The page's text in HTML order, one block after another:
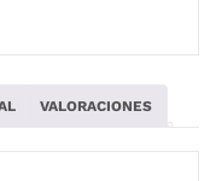
VALORACIONES